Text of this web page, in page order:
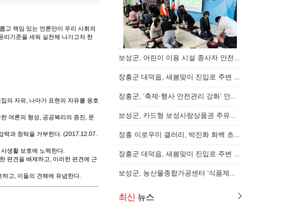
고 책임 있는 언론만이 우리 사회의
리기준을 세워 실천해 나가고자 한
의 자유, 나아가 표현의 자유를 옹호
여론의 형성, 공공복리의 증진, 문
력과 청탁을 거부한다. (2017.12.07.
생활 보호에 노력한다.
편견을 배제하고, 이러한 편견에 근
고, 이들의 견해에 유념한다.
보성군, 어린이 이용 시설 종사자 안전교육 실시…
장흥군 대덕읍, 새봄맞이 진입로 주변 환경정비…
장흥군, ‘축제·행사 안전관리 강화’ 안전관리…
보성군, 카드형 보성사랑상품권 주유소 특별 할…
장흥 이로우미 갤러리, 박진화 화백 초대전 ‘심…
장흥군 대덕읍, 새봄맞이 진입로 주변 환경정비…
보성군, 농산물종합가공센터 ‘식품제조형 공유…
최신 뉴스